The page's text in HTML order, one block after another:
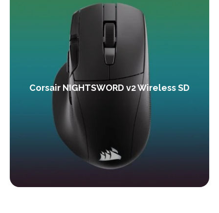
Corsair NIGHTSWORD v2 Wireless SD